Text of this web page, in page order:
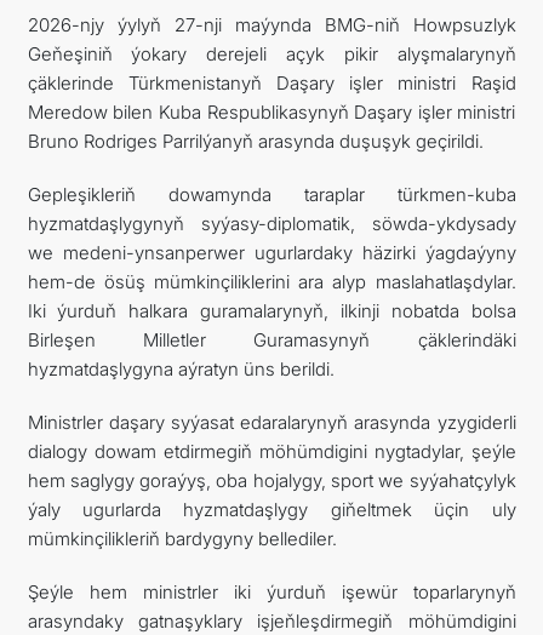
2026-njy ýylyň 27-nji maýynda BMG-niň Howpsuzlyk
Geňeşiniň ýokary derejeli açyk pikir alyşmalarynyň
çäklerinde Türkmenistanyň Daşary işler ministri Raşid
Meredow bilen Kuba Respublikasynyň Daşary işler ministri
Bruno Rodriges Parrilýanyň arasynda duşuşyk geçirildi.
Gepleşikleriň dowamynda taraplar türkmen-kuba
hyzmatdaşlygynyň syýasy-diplomatik, söwda-ykdysady
we medeni-ynsanperwer ugurlardaky häzirki ýagdaýyny
hem-de ösüş mümkinçiliklerini ara alyp maslahatlaşdylar.
Iki ýurduň halkara guramalarynyň, ilkinji nobatda bolsa
Birleşen Milletler Guramasynyň çäklerindäki
hyzmatdaşlygyna aýratyn üns berildi.
Ministrler daşary syýasat edaralarynyň arasynda yzygiderli
dialogy dowam etdirmegiň möhümdigini nygtadylar, şeýle
hem saglygy goraýyş, oba hojalygy, sport we syýahatçylyk
ýaly ugurlarda hyzmatdaşlygy giňeltmek üçin uly
mümkinçilikleriň bardygyny bellediler.
Şeýle hem ministrler iki ýurduň işewür toparlarynyň
arasyndaky gatnaşyklary işjeňleşdirmegiň möhümdigini